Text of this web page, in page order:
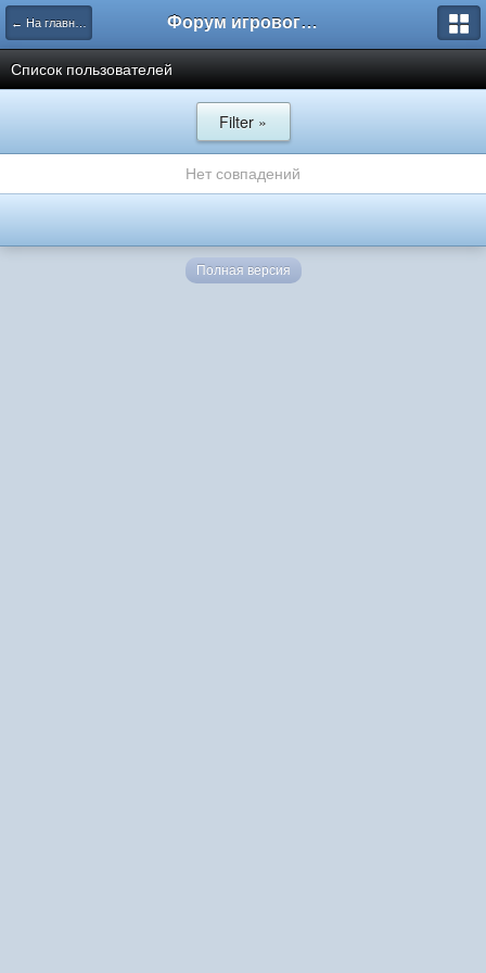
← На главную Форум игрового проекта Riverrise
Список пользователей
Filter »
Нет совпадений
Полная версия